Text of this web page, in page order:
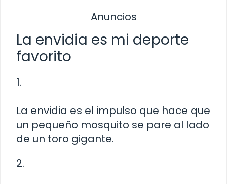
Anuncios
La envidia es mi deporte
favorito
1.
La envidia es el impulso que hace que
un pequeño mosquito se pare al lado
de un toro gigante.
2.